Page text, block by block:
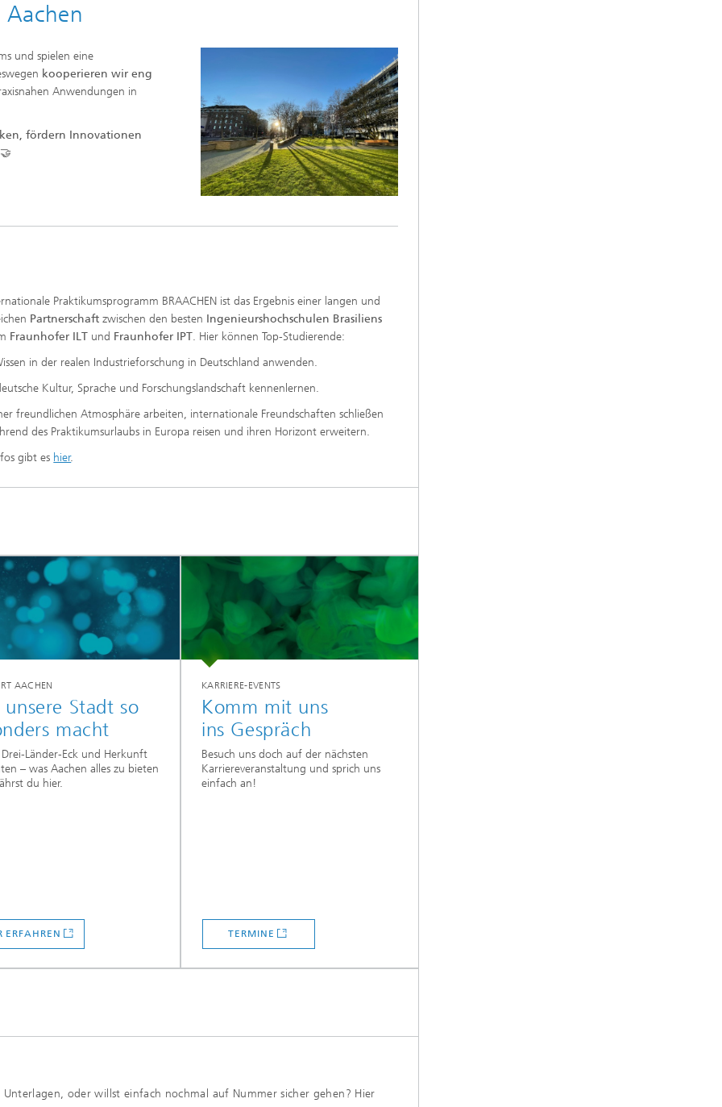
und spielen eine
kooperieren wir eng
Anwendungen in
fördern Innovationen
Praktikumsprogramm BRAACHEN ist das Ergebnis einer langen und
Partnerschaftzwischen den besten Ingenieurshochschulen Brasiliens
Fraunhofer ILT und Fraunhofer IPT. Hier können Top-Studierende:
in der realen Industrieforschung in Deutschland anwenden.
Kultur, Sprache und Forschungslandschaft kennenlernen.
freundlichen Atmosphäre arbeiten, internationale Freundschaften schließen
des Praktikumsurlaubs in Europa reisen und ihren Horizont erweitern.
gibt es hier.
AACHEN
unsere Stadt so
macht
Länder-Eck und Herkunft
– was Aachen alles zu bieten
du hier.
ERFAHREN
KARRIERE-EVENTS
Komm mit uns
ins Gespräch
Besuch uns doch auf der nächsten
Karriereveranstaltung und sprich uns
einfach an!
TERMINE
oder willst einfach nochmal auf Nummer sicher gehen? Hier